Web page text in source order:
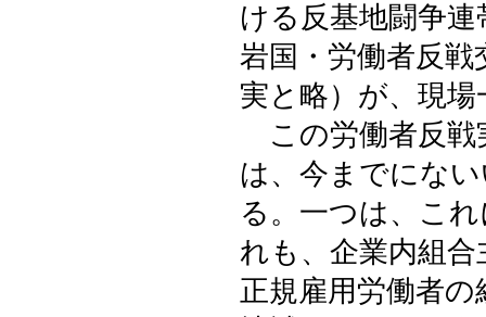
ける反基地闘争
岩国・労働者反戦
実と略）が、現
この労働者反戦
は、今までにな
る。一つは、こ
れも、企業内組
正規雇用労働者